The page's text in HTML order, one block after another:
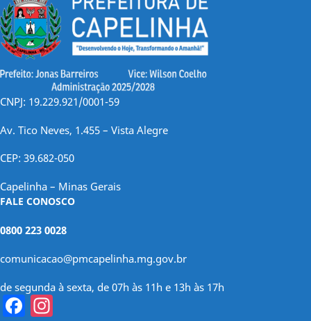
CNPJ: 19.229.921/0001-59
Av. Tico Neves, 1.455 – Vista Alegre
CEP: 39.682-050
Capelinha – Minas Gerais
FALE CONOSCO
0800 223 0028
comunicacao@pmcapelinha.mg.gov.br
de segunda à sexta, de 07h às 11h e 13h às 17h
Facebook